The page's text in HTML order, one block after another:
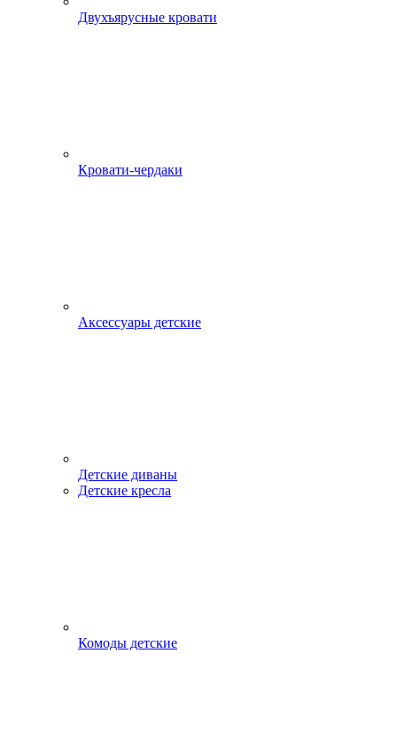
Двухъярусные кровати
Кровати-чердаки
Аксессуары детские
Детские диваны
Детские кресла
Комоды детские